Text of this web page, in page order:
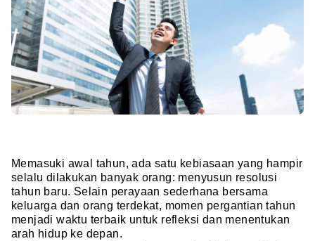
Memasuki awal tahun, ada satu kebiasaan yang hampir
selalu dilakukan banyak orang: menyusun resolusi
tahun baru. Selain perayaan sederhana bersama
keluarga dan orang terdekat, momen pergantian tahun
menjadi waktu terbaik untuk refleksi dan menentukan
arah hidup ke depan.